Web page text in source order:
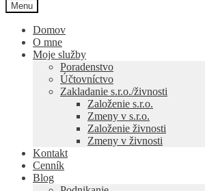
Menu
Domov
O mne
Moje služby
Poradenstvo
Účtovníctvo
Zakladanie s.r.o./živnosti
Založenie s.r.o.
Zmeny v s.r.o.
Založenie živnosti
Zmeny v živnosti
Kontakt
Cenník
Blog